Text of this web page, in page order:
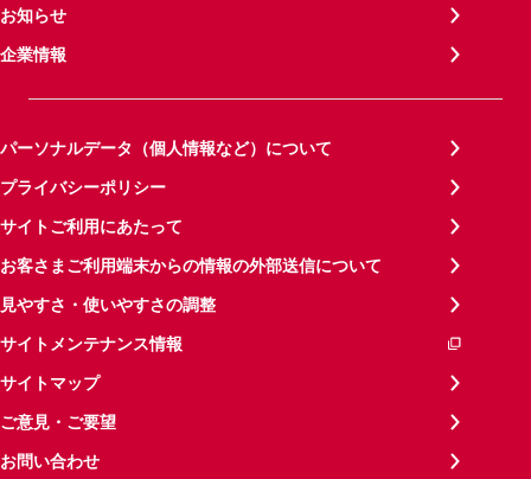
お知らせ
企業情報
パーソナルデータ（個人情報など）について
プライバシーポリシー
サイトご利用にあたって
お客さまご利用端末からの情報の外部送信について
見やすさ・使いやすさの調整
サイトメンテナンス情報
サイトマップ
ご意見・ご要望
お問い合わせ